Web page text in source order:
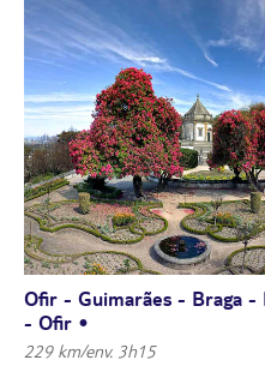
Ofir - Guimarães - Braga -
- Ofir •
229 km/env. 3h15